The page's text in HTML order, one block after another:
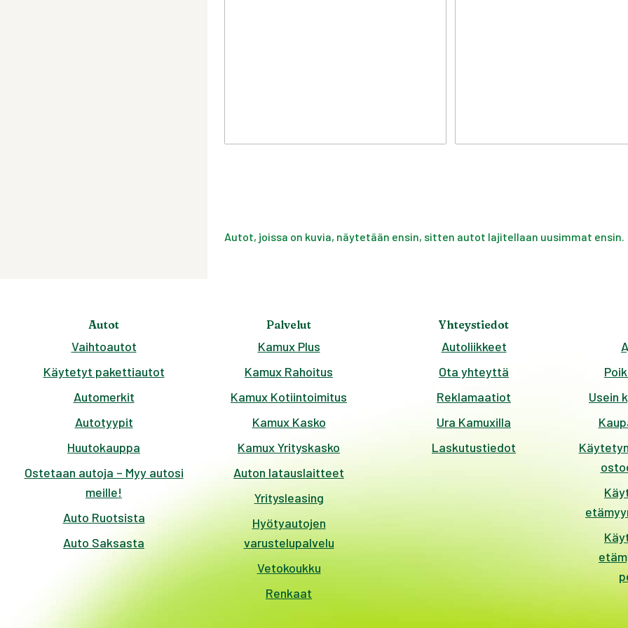
Autot, joissa on kuvia, näytetään ensin, sitten autot lajitellaan uusimmat ensin.
Autot
Vaihtoautot
Käytetyt pakettiautot
Automerkit
Autotyypit
Huutokauppa
Ostetaan autoja – Myy autosi
meille!
Auto Ruotsista
Auto Saksasta
Palvelut
Kamux Plus
Kamux Rahoitus
Kamux Kotiintoimitus
Kamux Kasko
Kamux Yrityskasko
Auton latauslaitteet
Yritysleasing
Hyötyautojen
varustelupalvelu
Vetokoukku
Renkaat
Yhteystiedot
Autoliikkeet
Ota yhteyttä
Reklamaatiot
Ura Kamuxilla
Laskutustiedot
Usein